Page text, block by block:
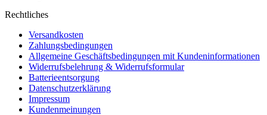
Rechtliches
Versandkosten
Zahlungsbedingungen
Allgemeine Geschäftsbedingungen mit Kundeninformationen
Widerrufsbelehrung & Widerrufsformular
Batterieentsorgung
Datenschutzerklärung
Impressum
Kundenmeinungen